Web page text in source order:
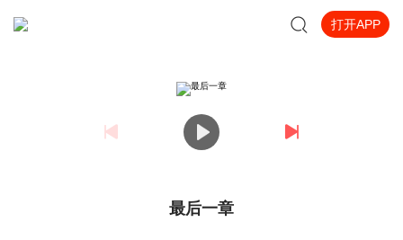
打开APP
最后一章